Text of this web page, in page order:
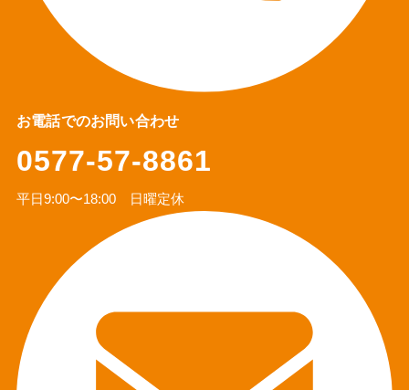
お電話でのお問い合わせ
0577-57-8861
平日9:00〜18:00 日曜定休